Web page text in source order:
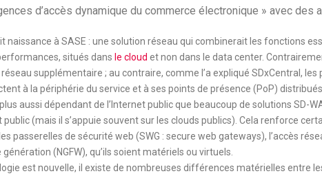
d’accès dynamique du commerce électronique » avec
naissance à SASE : une solution réseau qui combinerait les fonctions
situés dans le cloud et non dans le data center.
supplémentaire ; au contraire, comme l’a expliqué SDxCentral, les
à la périphérie du service et à ses points de présence (PoP) distribués.
plus aussi dépendant de l’Internet public que beaucoup de solutions
public (mais il s’appuie souvent sur les clouds publics). Cela renforce
passerelles de sécurité web (SWG : secure web gateways), l’accès
(NGFW), qu’ils soient matériels ou virtuels.
est nouvelle, il existe de nombreuses différences matérielles entre